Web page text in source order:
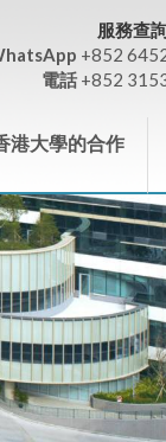
服務查
+852
電話 +852
港大學的合作